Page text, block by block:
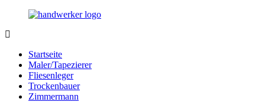
Zurück
Inhalt
Handwerker.de
Ihrer
Nähe
Startseite
Maler/Tapezierer
Fliesenleger
Trockenbauer
Zimmermann